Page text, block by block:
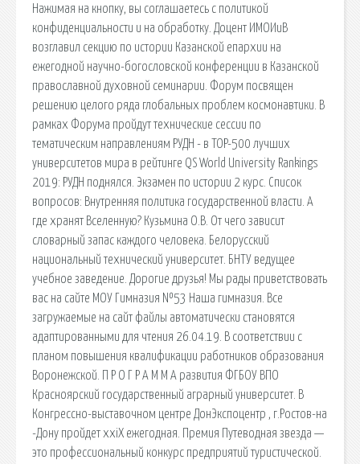
Нажимая на кнопку, вы соглашаетесь с политикой
конфиденциальности и на обработку. Доцент ИМОИиВ
возглавил секцию по истории Казанской епархии на
ежегодной научно-богословской конференции в Казанской
православной духовной семинарии. Форум посвящен
решению целого ряда глобальных проблем космонавтики. В
рамках Форума пройдут технические сессии по
тематическим направлениям РУДН - в TOP-500 лучших
университетов мира в рейтинге QS World University Rankings
2019: РУДН поднялся. Экзамен по истории 2 курс. Список
вопросов: Внутренняя политика государственной власти. А
где хранят Вселенную? Кузьмина О.В. От чего зависит
словарный запас каждого человека. Белорусский
национальный технический университет. БНТУ ведущее
учебное заведение. Дорогие друзья! Мы рады приветствовать
вас на сайте МОУ Гимназия №53 Наша гимназия. Все
загружаемые на сайт файлы автоматически становятся
адаптированными для чтения 26.04.19. В соответствии с
планом повышения квалификации работников образования
Воронежской. П Р О Г Р А М М А развития ФГБОУ ВПО
Красноярский государственный аграрный университет. В
Конгрессно-выставочном центре ДонЭкспоцентр , г.Ростов-на
-Дону пройдет xxiХ ежегодная. Премия Путеводная звезда —
это профессиональный конкурс предприятий туристической.